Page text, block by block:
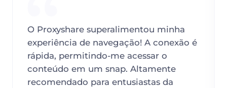
O Proxyshare superalimentou minha
experiência de navegação! A conexão é
rápida, permitindo-me acessar o
conteúdo em um snap. Altamente
recomendado para entusiastas da